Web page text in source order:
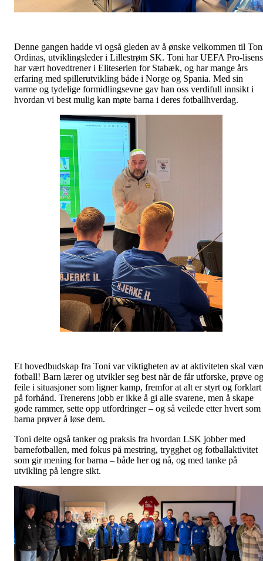
Denne gangen hadde vi også gleden av å ønske velkommen til
Ordinas, utviklingsleder i Lillestrøm SK. Toni har UEFA Pro-
har vært hovedtrener i Eliteserien for Stabæk, og har mange års
erfaring med spillerutvikling både i Norge og Spania. Med sin
varme og tydelige formidlingsevne gav han oss verdifull innsikt i
hvordan vi best mulig kan møte barna i deres fotballhverdag.
Et hovedbudskap fra Toni var viktigheten av at aktiviteten skal
fotball! Barn lærer og utvikler seg best når de får utforske, prøve og
feile i situasjoner som ligner kamp, fremfor at alt er styrt og forklart
på forhånd. Trenerens jobb er ikke å gi alle svarene, men å skape
gode rammer, sette opp utfordringer – og så veilede etter hvert som
barna prøver å løse dem.
Toni delte også tanker og praksis fra hvordan LSK jobber med
barnefotballen, med fokus på mestring, trygghet og fotballaktivitet
som gir mening for barna – både her og nå, og med tanke på
utvikling på lengre sikt.